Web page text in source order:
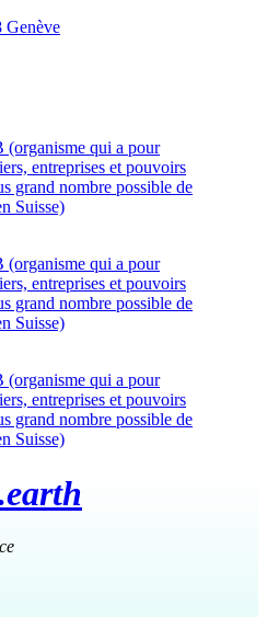
Genève
(organisme qui a pour
entreprises et pouvoirs
grand nombre possible de
Suisse)
(organisme qui a pour
entreprises et pouvoirs
grand nombre possible de
Suisse)
(organisme qui a pour
entreprises et pouvoirs
grand nombre possible de
Suisse)